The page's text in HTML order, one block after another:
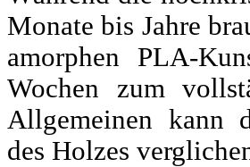
Monate bis Jahre
amorphen PLA-
Wochen zum
Allgemeinen kann
des Holzes